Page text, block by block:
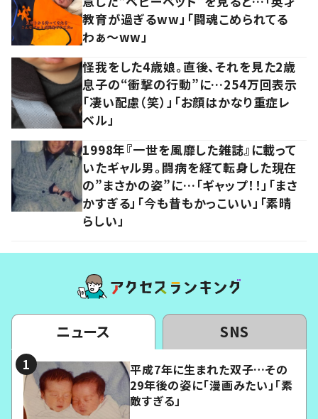
教育が過ぎるww」「闘魂こめられてる
わぁ～ww」
怪我をした4歳娘。直後、それを見た2歳
息子の“衝撃の行動”に…254万回表示
「凄い配慮（笑）」「お顔はかなり重症レ
ベル」
1998年『一世を風靡した雑誌』に載って
いたギャル男。闘病を経て転身した現在
の”まさかの姿”に…「ギャップ！！」「まさ
かすぎる」「今も昔もかっこいい」「素晴
らしい」
ニュース SNS
平成7年に生まれた双子…その
29年後の姿に「漫画みたい」「素
敵すぎる」